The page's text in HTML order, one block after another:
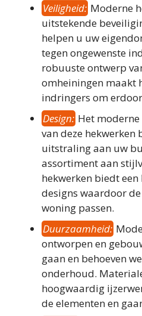
Veiligheid: Moderne
uitstekende
helpen u uw
tegen ongewenste
robuuste ontwerp
omheiningen maakt
indringers om
Design: Het
van deze hekwerken
uitstraling aan uw
assortiment aan
hekwerken biedt
designs waardoor
woning passen.
Duurzaamheid:
ontworpen en
gaan en behoeven
onderhoud.
hoogwaardig
de elementen en